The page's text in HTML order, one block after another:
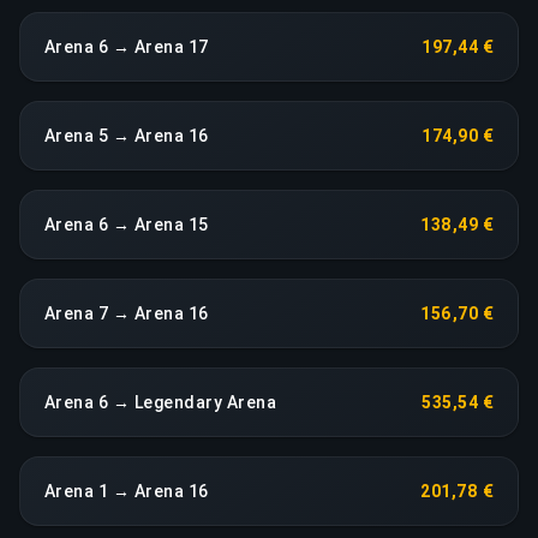
Arena 6 → Arena 17 197,44 €
Arena 5 → Arena 16 174,90 €
Arena 6 → Arena 15 138,49 €
Arena 7 → Arena 16 156,70 €
Arena 6 → Legendary Arena 535,54 €
Arena 1 → Arena 16 201,78 €